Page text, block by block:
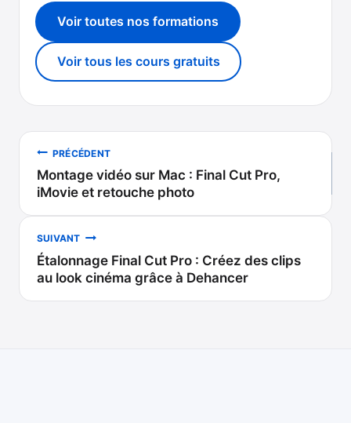
Voir toutes nos formations
Voir tous les cours gratuits
Navigation
de
l’article
PRÉCÉDENT
Montage vidéo sur Mac : Final Cut Pro,
iMovie et retouche photo
SUIVANT
Étalonnage Final Cut Pro : Créez des clips
au look cinéma grâce à Dehancer